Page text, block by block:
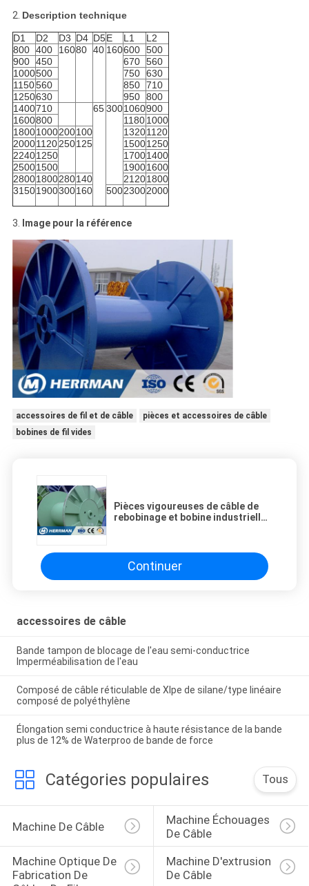
2. Description technique
D1 D2 D3 D4 D5E L1
L2
800 400 16080 40 160600 500
900 450 670 560
1000500 750 630
1150560 850 710
1250630 950 800
1400710 653001060900
1600800 11801000
18001000200100 13201120
20001120250125 15001250
22401250 17001400
25001500 19001600
28001800280140 21201800
31501900300160 50023002000
3. Image pour la référence
accessoires de fil et de câble
pièces et accessoires de câble
bobines de fil vides
Pièces vigoureuses de câble de
rebobinage et bobine industrielle
Continuer
accessoires de câble
Bande tampon de blocage de l'eau semi-conductrice
Imperméabilisation de l'eau
Composé de câble réticulable de Xlpe de silane/type linéaire
composé de polyéthylène
Élongation semi conductrice à haute résistance de la bande
plus de 12% de Waterproo de bande de force
Catégories populaires Tous
Machine De Câble
Machine Échouages
De Câble
Machine Optique De
Fabrication De
Machine D'extrusion
De Câble